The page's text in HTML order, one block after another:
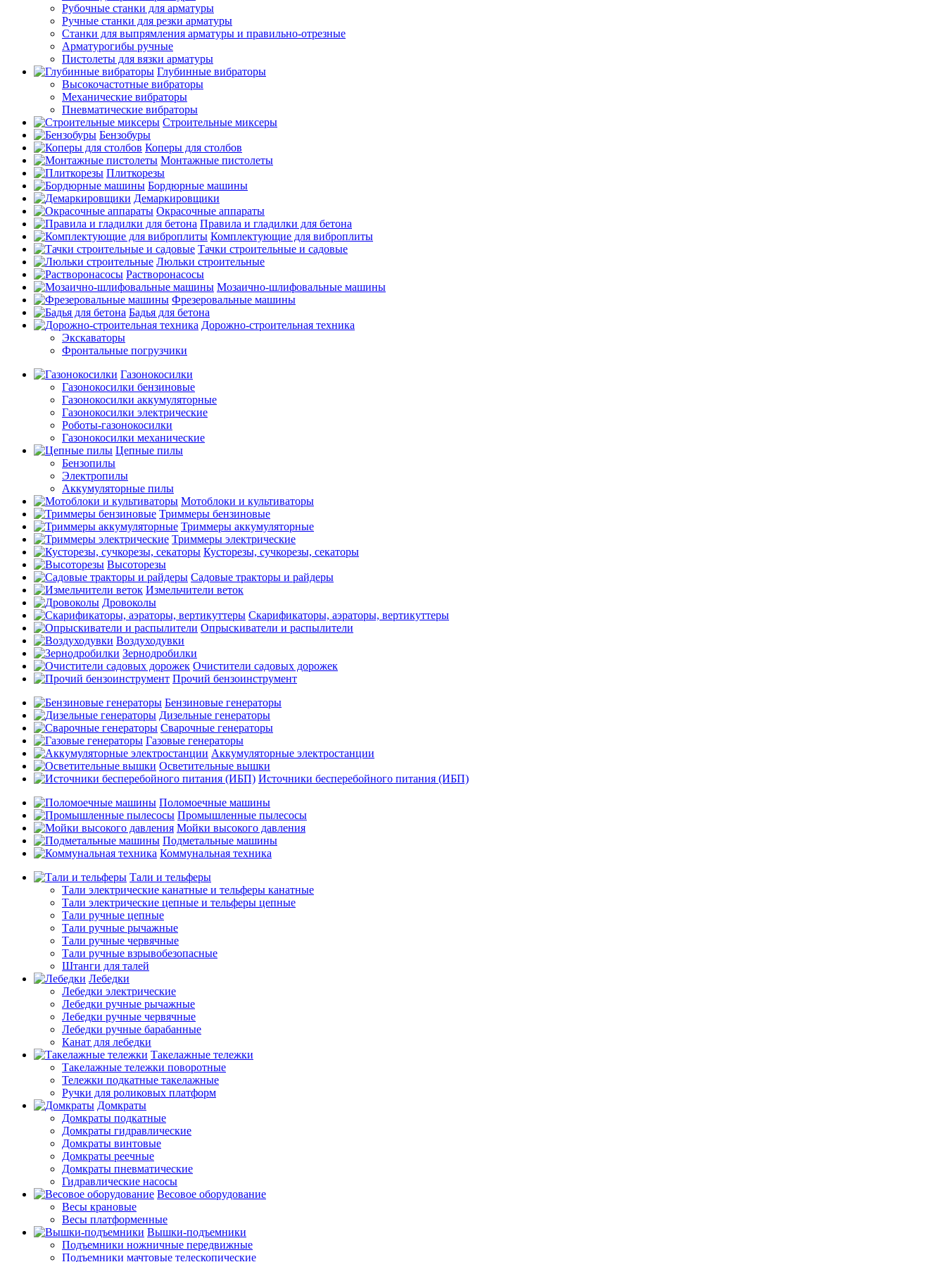
Рубочные станки для арматуры
Ручные станки для резки арматуры
Станки для выпрямления арматуры и правильно-отрезные
Арматурогибы ручные
Пистолеты для вязки арматуры
Глубинные вибраторы
Высокочастотные вибраторы
Механические вибраторы
Пневматические вибраторы
Строительные миксеры
Бензобуры
Коперы для столбов
Монтажные пистолеты
Плиткорезы
Бордюрные машины
Демаркировщики
Окрасочные аппараты
Правила и гладилки для бетона
Комплектующие для виброплиты
Тачки строительные и садовые
Люльки строительные
Растворонасосы
Мозаично-шлифовальные машины
Фрезеровальные машины
Бадья для бетона
Дорожно-строительная техника
Экскаваторы
Фронтальные погрузчики
Газонокосилки
Газонокосилки бензиновые
Газонокосилки аккумуляторные
Газонокосилки электрические
Роботы-газонокосилки
Газонокосилки механические
Цепные пилы
Бензопилы
Электропилы
Аккумуляторные пилы
Мотоблоки и культиваторы
Триммеры бензиновые
Триммеры аккумуляторные
Триммеры электрические
Кусторезы, сучкорезы, секаторы
Высоторезы
Садовые тракторы и райдеры
Измельчители веток
Дровоколы
Скарификаторы, аэраторы, вертикуттеры
Опрыскиватели и распылители
Воздуходувки
Зернодробилки
Очистители садовых дорожек
Прочий бензоинструмент
Бензиновые генераторы
Дизельные генераторы
Сварочные генераторы
Газовые генераторы
Аккумуляторные электростанции
Осветительные вышки
Источники бесперебойного питания (ИБП)
Поломоечные машины
Промышленные пылесосы
Мойки высокого давления
Подметальные машины
Коммунальная техника
Тали и тельферы
Тали электрические канатные и тельферы канатные
Тали электрические цепные и тельферы цепные
Тали ручные цепные
Тали ручные рычажные
Тали ручные червячные
Тали ручные взрывобезопасные
Штанги для талей
Лебедки
Лебедки электрические
Лебедки ручные рычажные
Лебедки ручные червячные
Лебедки ручные барабанные
Канат для лебедки
Такелажные тележки
Такелажные тележки поворотные
Тележки подкатные такелажные
Ручки для роликовых платформ
Домкраты
Домкраты подкатные
Домкраты гидравлические
Домкраты винтовые
Домкраты реечные
Домкраты пневматические
Гидравлические насосы
Весовое оборудование
Весы крановые
Весы платформенные
Вышки-подъемники
Подъемники ножничные передвижные
Подъемники мачтовые телескопические